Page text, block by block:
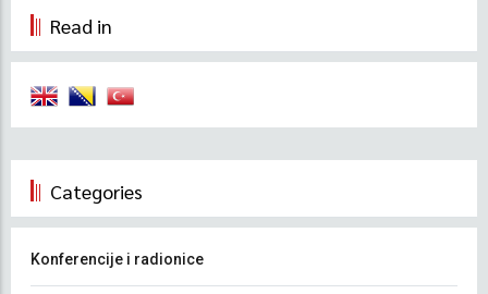
Read in
Categories
Konferencije i radionice